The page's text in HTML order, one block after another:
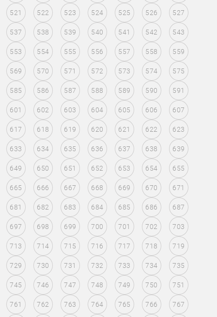
521 522 523 524 525 526 527
537 538 539 540 541 542 543
553 554 555 556 557 558 559
569 570 571 572 573 574 575
585 586 587 588 589 590 591
601 602 603 604 605 606 607
617 618 619 620 621 622 623
633 634 635 636 637 638 639
649 650 651 652 653 654 655
665 666 667 668 669 670 671
681 682 683 684 685 686 687
697 698 699 700 701 702 703
713 714 715 716 717 718 719
729 730 731 732 733 734 735
745 746 747 748 749 750 751
761 762 763 764 765 766 767